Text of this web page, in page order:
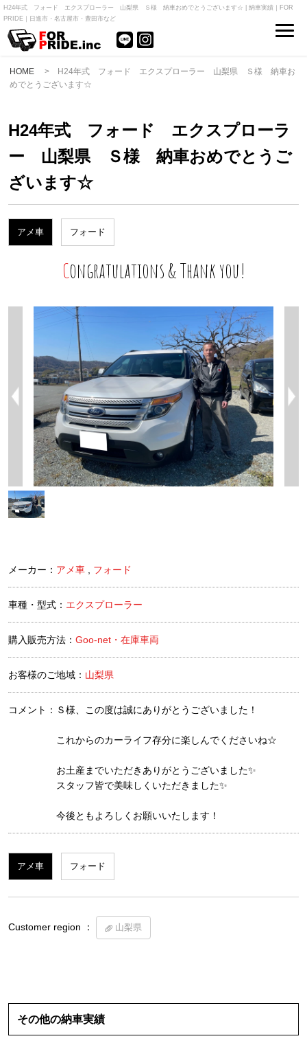
H24年式 フォード エクスプローラー 山梨県 Ｓ様 納車おめでとうございます☆ | 納車実績｜FOR
PRIDE｜日進市・名古屋市・豊田市など
HOME > H24年式 フォード エクスプローラー 山梨県 Ｓ様 納車お
めでとうございます☆
H24年式 フォード エクスプローラ
ー 山梨県 Ｓ様 納車おめでとうご
ざいます☆
アメ車 フォード
Congratulations & Thank you!
メーカー： アメ車 フォード
車種・型式： エクスプローラー
購入販売方法： Goo-net・在庫車両
お客様のご地域： 山梨県
コメント： Ｓ様、この度は誠にありがとうございました！
これからのカーライフ存分に楽しんでくださいね☆
お土産までいただきありがとうございました✨
スタッフ皆で美味しくいただきました✨
今後ともよろしくお願いいたします！
アメ車 フォード
Customer region ： 山梨県
その他の納車実績